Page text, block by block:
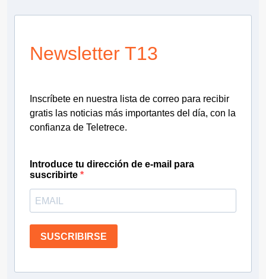
Newsletter T13
Inscríbete en nuestra lista de correo para recibir
gratis las noticias más importantes del día, con la
confianza de Teletrece.
Introduce tu dirección de e-mail para
suscribirte
SUSCRIBIRSE